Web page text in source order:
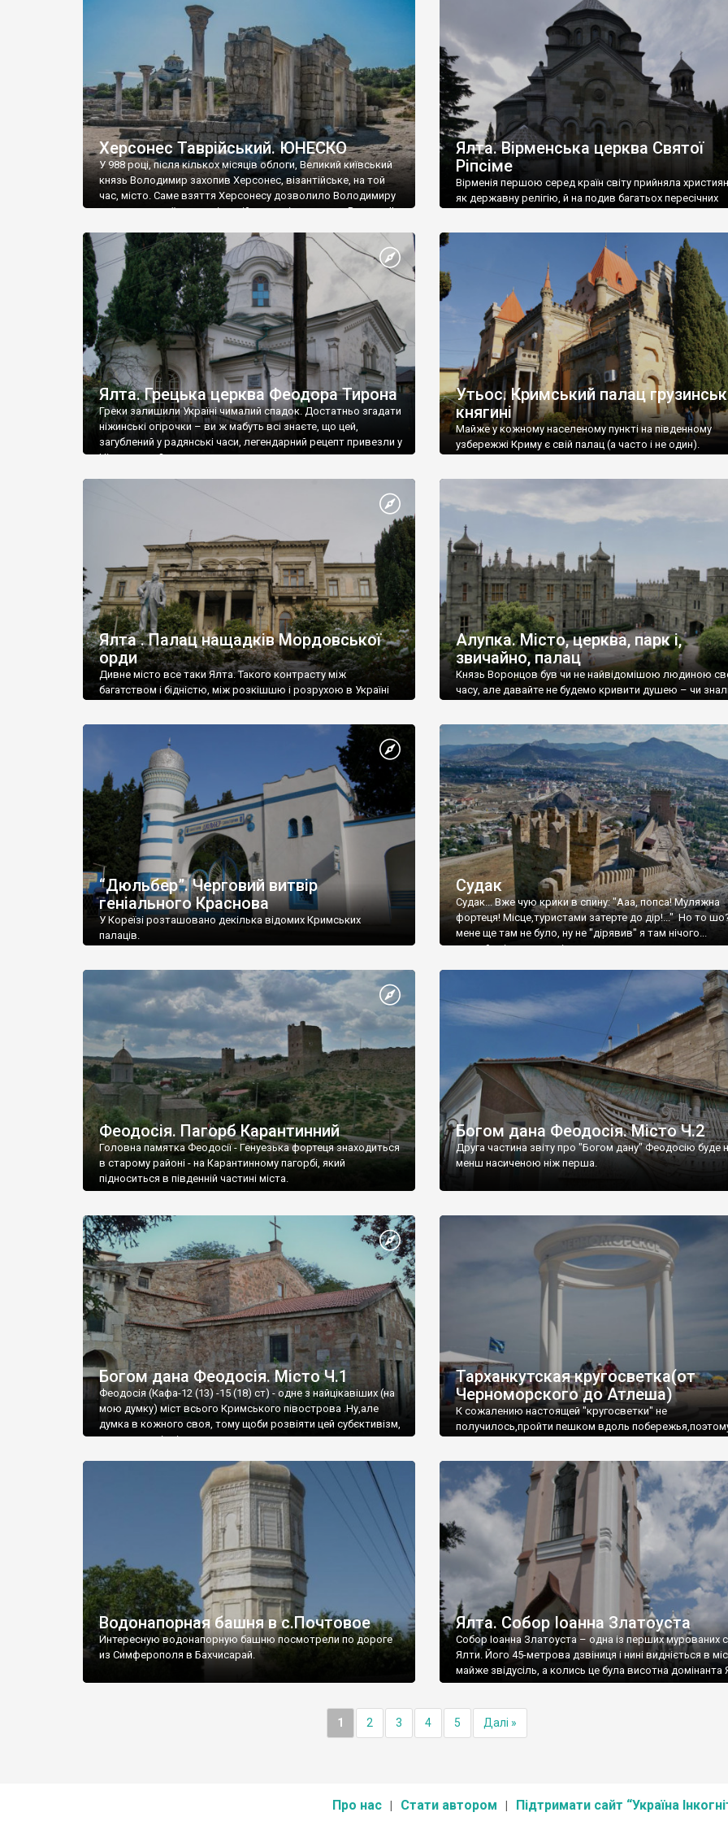
візантійської доби. Раритети викрадені з фондів об’єкту
культурної спадщини ЮНЕСКО «Херсонеса Таврійського».
Офіційно – на виставку «Золото Візантії», але експерти та
влада в Україні вважають це лише […]
називаються «повстяками» (postaki)…” “Вино. Крим
виробляє відмінне вино і його вдосталь: воно все
легке біле і дуже […]
Херсонес Таврійський. ЮНЕСКО
У 988 році, після кількох місяців облоги, Великий київський
князь Володимир захопив Херсонес, візантійське, на той
час, місто. Саме взяття Херсонесу дозволило Володимиру
диктувати свої умови візантійському імператору Василю ІІ,
Херсонесі Володимир-язичник, став Василем-
християнином. А потім було Хрещення Русі. На честь
Херсонесу Таврійського названо місто […]
Ялта. Вірменська церква Святої
Ріпсіме
Вірменія першою серед країн світу прийняла
як державну релігію, й на подив багатьох пересічних
Ялта. Грецька церква Феодора Тирона
Греки залишили Україні чималий спадок. Достатньо згадати
ніжинські огірочки – ви ж мабуть всі знаєте, що цей,
загублений у радянські часи, легендарний рецепт привезли у
Ніжин греки?
Утьос. Кримський палац
княгині
Майже у кожному населеному пункті на південному
узбережжі Криму є свій палац (а часто і не один).
Ялта . Палац нащадків Мордовської
орди
Дивне місто все таки Ялта. Такого контрасту між
багатством і бідністю, між розкішшю і розрухою в Україні
Алупка. Місто, церква, парк і,
звичайно, палац
Князь Воронцов був чи не найвідомішою людиною
часу, але давайте не будемо кривити душею – чи
“Дюльбер”. Черговий витвір
геніального Краснова
У Кореїзі розташовано декілька відомих Кримських
палаців.
Судак
Судак... Вже чую крики в спину: "Ааа, попса! Муляжна
фортеця! Місце,туристами затерте до дір!..." Но то
мене ще там не було, ну не "дірявив" я там нічого...
принаймні до цього літа.
Феодосія. Пагорб Карантинний
Головна памятка Феодосії - Генуезька фортеця знаходиться
в старому районі - на Карантинному пагорбі, який
підноситься в південній частині міста.
Богом дана Феодосія. Місто Ч.2
Друга частина звіту про "Богом дану" Феодосію буде
менш насиченою ніж перша.
Богом дана Феодосія. Місто Ч.1
Феодосія (Кафа-12 (13) -15 (18) ст) - одне з найцікавіших (на
мою думку) міст всього Кримського півострова .Ну,але
думка в кожного своя, тому щоби розвіяти цей субєктивізм,
запрошую відвідати це
Тарханкутская кругосветка(от
Черноморского до Атлеша)
К сожалению настоящей "кругосветки" не
получилось,пройти пешком вдоль
Водонапорная башня в с.Почтовое
Интересную водонапорную башню посмотрели по дороге
из Симферополя в Бахчисарай.
Ялта. Собор Іоанна Златоуста
Собор Іоанна Златоуста – одна із перших мурованих
Ялти. Його 45-метрова дзвіниця і нині видніється в
майже звідусіль, а колись це була висотна домінанта
1 2 3 4 5 Далі »
Про нас Стати автором Підтримати сайт “Україна